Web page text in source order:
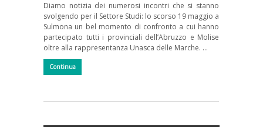
Diamo notizia dei numerosi incontri che si stanno
svolgendo per il Settore Studi: lo scorso 19 maggio a
Sulmona un bel momento di confronto a cui hanno
partecipato tutti i provinciali dell’Abruzzo e Molise
oltre alla rappresentanza Unasca delle Marche. …
Continua